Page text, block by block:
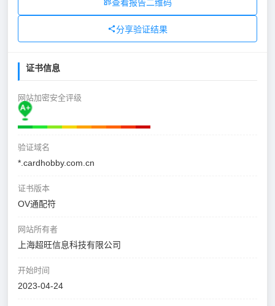
查看报告二维码
分享验证结果
证书信息
网站加密安全评级
验证域名
*.cardhobby.com.cn
证书版本
OV通配符
网站所有者
上海超旺信息科技有限公司
开始时间
2023-04-24